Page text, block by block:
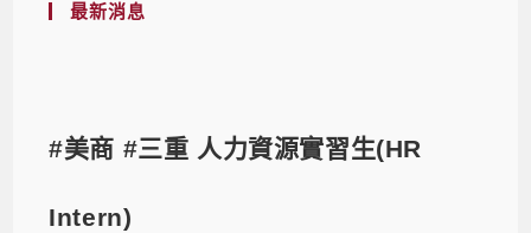
最新消息
#美商 #三重 人力資源實習生(HR
Intern)